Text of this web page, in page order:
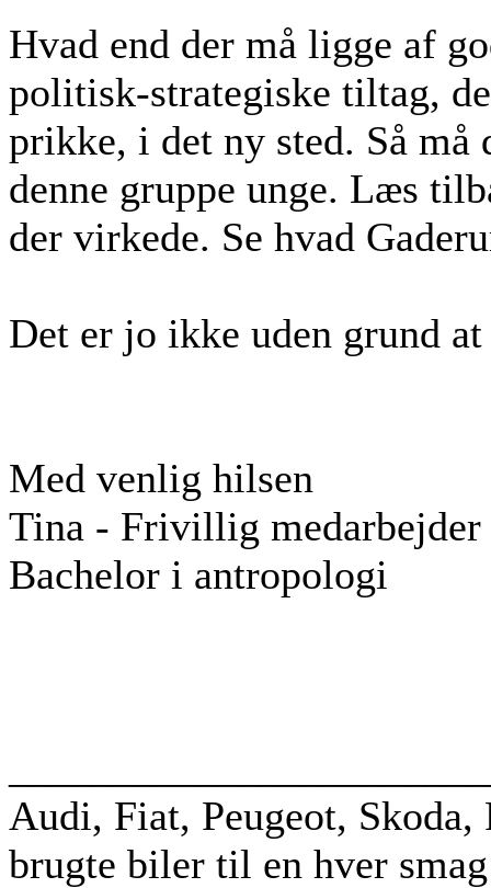
Hvad end der må ligge af
politisk-strategiske tiltag,
prikke, i det ny sted. Så
denne gruppe unge. Læs
der virkede. Se hvad
Det er jo ikke uden grund
Med venlig hilsen
Tina - Frivillig medarbejder
Bachelor i antropologi
Audi, Fiat, Peugeot,
brugte biler til en hver